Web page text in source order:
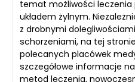
temat możliwości leczenia
układem żylnym.
z drobnymi
schorzeniami, na tej
polecanych placówek
szczegółowe informacje
metod leczenia,